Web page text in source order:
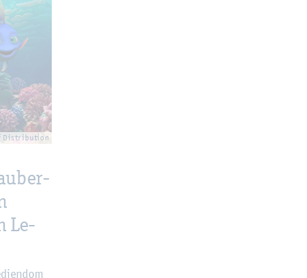
Dis­tri­bu­ti­on
Le­